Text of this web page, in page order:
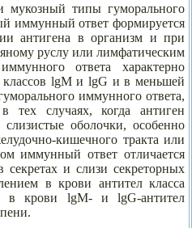
типы гуморального
иммунный ответ формируется
антигена в организм и при
руслу или лимфатическим
ответа характерно
классов lgM и lgG и в меньшей
иммунного ответа,
тех случаях, когда антиген
оболочки, особенно
кишечного тракта или
иммунный ответ отличается
и слизи секреторных
в крови антител класса
в крови lgM- и lgG-антител